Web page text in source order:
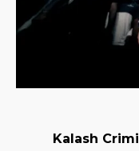
Kalash